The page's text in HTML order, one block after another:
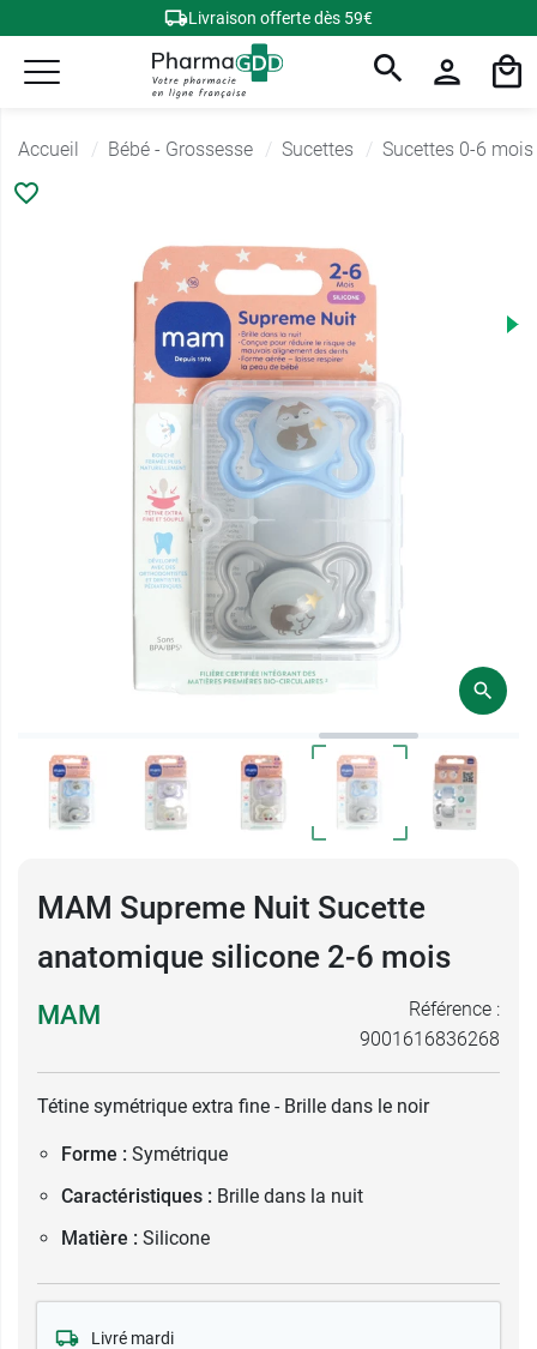
Livraison offerte dès 59€
Accueil Bébé - Grossesse Sucettes Sucettes 0-6 mois
MAM Supreme Nuit Sucette
anatomique silicone 2-6 mois
MAM
Référence :
9001616836268
Tétine symétrique extra fine - Brille dans le noir
Forme : Symétrique
Caractéristiques : Brille dans la nuit
Matière : Silicone
Livré mardi